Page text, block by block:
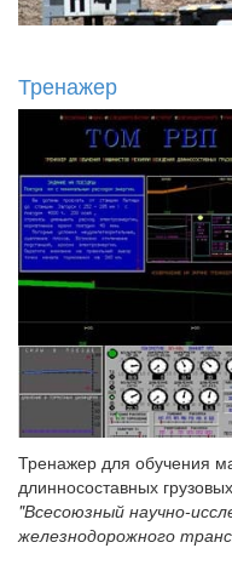
Тренажер
Тренажер для обучения
длинносоставных
"Всесоюзный научно-
железнодорожного